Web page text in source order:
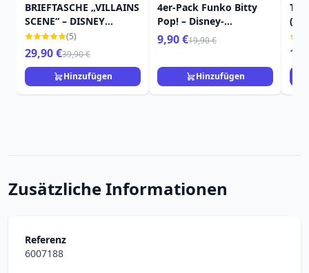
BRIEFTASCHE „VILLAINS
SCENE“ – DISNEY
LOUNGEFLY
(5)
29,90 €39,90 €
Hinzufügen
4er-Pack Funko Bitty
Pop! – Disney-
Prinzessinnen
9,90 €19,90 €
Hinzufügen
Zusätzliche Informationen
Referenz
6007188